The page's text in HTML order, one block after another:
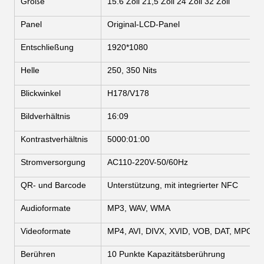
Panel Original-LCD-Panel
Entschließung 1920*1080
Helle 250, 350 Nits
Blickwinkel H178/V178
Bildverhältnis 16:09
Kontrastverhältnis 5000:01:00
Stromversorgung AC110-220V-50/60Hz
QR- und Barcode Unterstützung, mit integrierter NFC
Audioformate MP3, WAV, WMA
Videoformate MP4, AVI, DIVX, XVID, VOB, DAT, MPG,
Berühren 10 Punkte Kapazitätsberührung